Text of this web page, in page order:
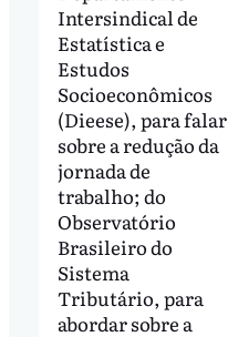
Intersindical de
Estatística e
Estudos
Socioeconômicos
(Dieese), para falar
sobre a redução da
jornada de
trabalho; do
Observatório
Brasileiro do
Sistema
Tributário, para
abordar sobre a